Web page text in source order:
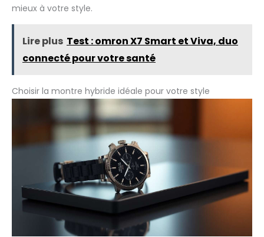
mieux à votre style.
Lire plus Test : omron X7 Smart et Viva, duo
connecté pour votre santé
Choisir la montre hybride idéale pour votre style